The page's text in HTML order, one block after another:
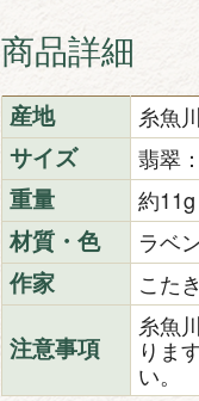
商品詳細
産地 糸魚
サイズ 翡翠
重量 約11g
材質・色 ラベ
作家 こた
注意事項
糸魚
りま
い。